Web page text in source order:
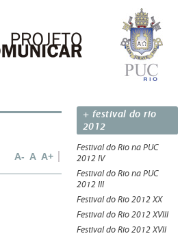
A- A A+
+ festival do rio
2012
Festival do Rio na PUC
2012 IV
Festival do Rio na PUC
2012 III
Festival do Rio 2012 XX
Festival do Rio 2012 XVIII
Festival do Rio 2012 XVII